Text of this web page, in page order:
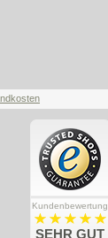
Kundenbewertung
SEHR GUT